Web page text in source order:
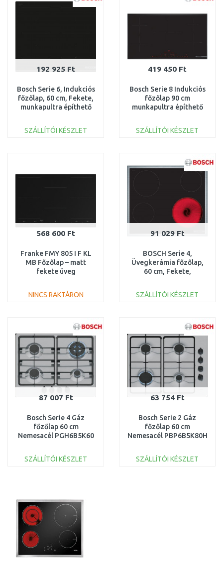
192 925 Ft
Bosch Serie 6, Indukciós
főzőlap, 60 cm, Fekete,
munkapultra építhető
SZÁLLÍTÓI KÉSZLET
419 450 Ft
Bosch Serie 8 Indukciós
főzőlap 90 cm
munkapultra építhető
SZÁLLÍTÓI KÉSZLET
Összehasonlítás
568 600 Ft
Franke FMY 805 I F KL
MB Főzőlap – matt
fekete üveg
NINCS RAKTÁRON
Összehasonlítás
91 029 Ft
BOSCH Serie 4,
Üvegkerámia főzőlap,
60 cm, Fekete,
kerettel PKE645BA
SZÁLLÍTÓI KÉSZLET
Összehasonlítás
87 007 Ft
Bosch Serie 4 Gáz
főzőlap 60 cm
Nemesacél PGH6B5K60
SZÁLLÍTÓI KÉSZLET
63 754 Ft
Bosch Serie 2 Gáz
főzőlap 60 cm
Nemesacél PBP6B5K80H
SZÁLLÍTÓI KÉSZLET